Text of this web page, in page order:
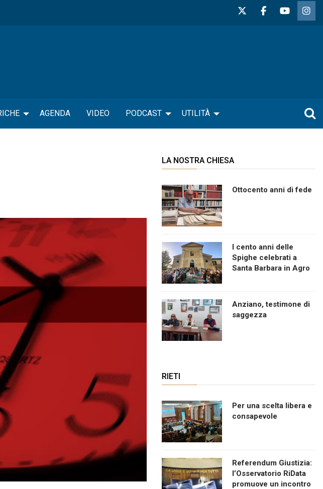
AGENDA VIDEO PODCAST UTILITÀ
LA NOSTRA CHIESA
Ottocento anni di fede
I cento anni delle
Spighe celebrati a
Santa Barbara in Agro
Anziano, testimone di
saggezza
RIETI
Per una scelta libera e
consapevole
Referendum Giustizia:
l’Osservatorio RiData
promuove un incontro